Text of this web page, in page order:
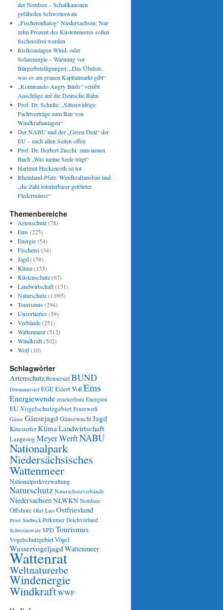
der Nordsee – Schallkanonen
gefährden Schweinswale
„Fischereidialog“ Niedersachsen: Nur
zehn Prozent des Küstenmeeres sollen
fischereifrei werden
Risikoanlagen Wind- oder
Solarenergie – Warnung vor
Bürgerbeteiligungen: „Das Übelste,
was es am grauen Kapitalmarkt gibt“
„Kommando Angry Birds“ verübt
Anschläge auf die Deutsche Bahn
Prof. Dr. Schulte: „Sittenwidrige
Pachtverträge zum Bau von
Windkraftanlagen“
Der NABU und der „Green Deal“ der
EU – nach allen Seiten offen
Prof. Dr. Herbert Zucchi: zum neuen
Buch „Was meine Seele trägt“
Hartmut Heckenroth ist tot
Rheinland-Pfalz: Windkraftausbau und
„die Zahl tolerierbarer getöteter
Fledermäuse“
Themenbereiche
Artenschutz(78)
Ems(225)
Energie(54)
Fischerei(34)
Jagd(158)
Klima(155)
Küstenschutz(67)
Landwirtschaft(131)
Naturschutz(1.095)
Tourismus(294)
Unsortiertes(59)
Verbände(251)
Wattenmeer(512)
Windkraft(502)
Wolf(10)
Schlagwörter
Artenschutz Bensersiel BUND
Dornumersiel EGEEilert VoßEms
Energiewende erneuerbare Energien
EU-Vogelschutzgebiet Feuerwerk
Gänse GänsejagdGänsewachtJagd
KitesurferKlimaLandwirtschaft
LangeoogMeyer WerftNABU
Nationalpark
Niedersächsisches
Wattenmeer
Nationalparkverwaltung
Naturschutz Naturschutzverbände
NiedersachsenNLWKNNordsee
Offshore Olaf Lies Ostfriesland
Peter Südbeck Petkumer Deichvorland
Schweinswale SPDTourismus
VogelschutzgebietVögel
WasservogeljagdWattenmeer
Wattenrat
Weltnaturerbe
Windenergie
WindkraftWWF